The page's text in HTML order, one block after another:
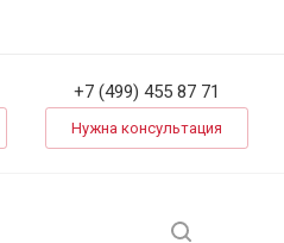
+7 (499) 455 87 71
Нужна консультация